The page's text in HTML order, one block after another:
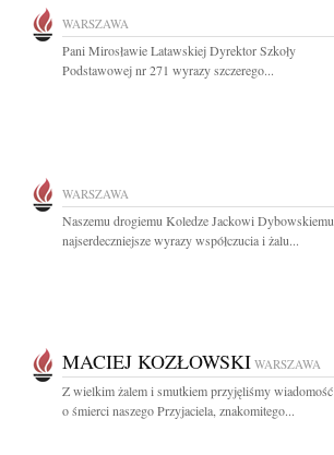
WARSZAWA
Pani Mirosławie Latawskiej Dyrektor Szkoły
Podstawowej nr 271 wyrazy szczerego...
WARSZAWA
Naszemu drogiemu Koledze Jackowi Dybowskiemu
najserdeczniejsze wyrazy współczucia i żalu...
MACIEJ KOZŁOWSKI WARSZAWA
Z wielkim żalem i smutkiem przyjęliśmy wiadomość
o śmierci naszego Przyjaciela, znakomitego...